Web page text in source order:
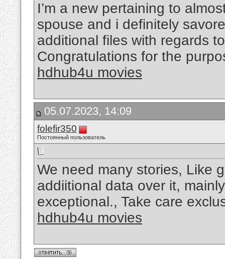
I’m a new pertaining to
spouse and i definitely
additional files with regards
Congratulations for the
hdhub4u movies
05.07.2023, 14:09
folefir350
Постоянный пользователь
We need many stories, Like
addiitional data over it,
exceptional., Take care
hdhub4u movies